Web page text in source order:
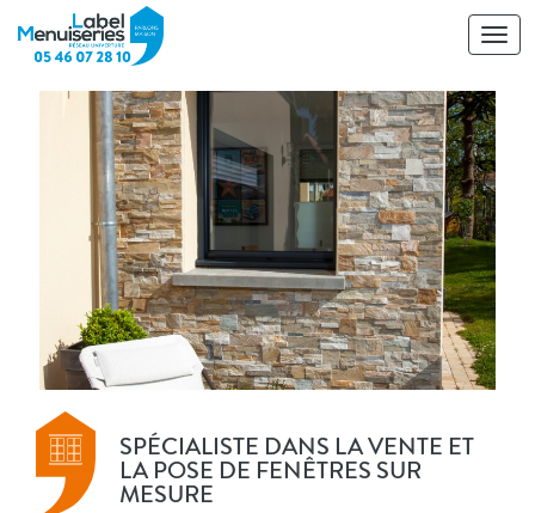
SPÉCIALISTE DANS LA VENTE ET
LA POSE DE FENÊTRES SUR
MESURE